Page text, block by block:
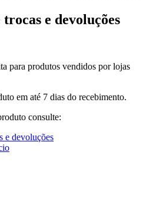
e devoluções
para produtos vendidos por lojas
em até 7 dias do recebimento.
consulte:
e devoluções